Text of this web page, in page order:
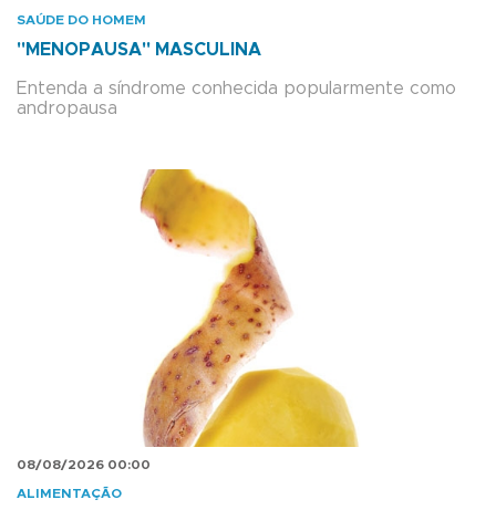
SAÚDE DO HOMEM
"MENOPAUSA" MASCULINA
Entenda a síndrome conhecida popularmente como
andropausa
08/08/2026 00:00
ALIMENTAÇÃO